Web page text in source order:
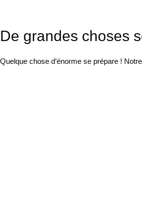
De grandes choses
Quelque chose d’énorme se prépare !